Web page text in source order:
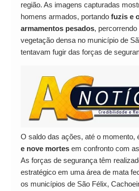
região. As imagens capturadas
homens armados, portando fuzis e
armamentos pesados, percorrendo
vegetação densa no município de
tentavam fugir das forças de
O saldo das ações, até o momento,
e nove mortesem confronto com
As forças de segurança têm
estratégico em uma área de mata
os municípios de São Félix,